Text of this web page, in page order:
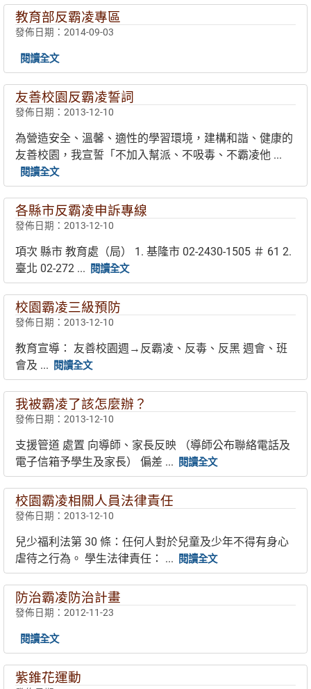
教育部反霸凌專區
發佈日期：2014-09-03
閱讀全文
友善校園反霸凌誓詞
發佈日期：2013-12-10
為營造安全、溫馨、適性的學習環境，建構和諧、健康的
友善校園，我宣誓「不加入幫派、不吸毒、不霸凌他 ...
閱讀全文
各縣市反霸凌申訴專線
發佈日期：2013-12-10
項次 縣市 教育處（局） 1. 基隆市 02-2430-1505 ＃ 61 2.
臺北 02-272 ... 閱讀全文
校園霸凌三級預防
發佈日期：2013-12-10
教育宣導： 友善校園週→反霸凌、反毒、反黑 週會、班
會及 ... 閱讀全文
我被霸凌了該怎麼辦？
發佈日期：2013-12-10
支援管道 處置 向導師、家長反映 （導師公布聯絡電話及
電子信箱予學生及家長） 偏差 ... 閱讀全文
校園霸凌相關人員法律責任
發佈日期：2013-12-10
兒少福利法第 30 條：任何人對於兒童及少年不得有身心
虐待之行為。 學生法律責任： ... 閱讀全文
防治霸凌防治計畫
發佈日期：2012-11-23
閱讀全文
紫錐花運動